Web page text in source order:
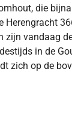
die
Herengracht
zijn vandaag
in de
zich op de